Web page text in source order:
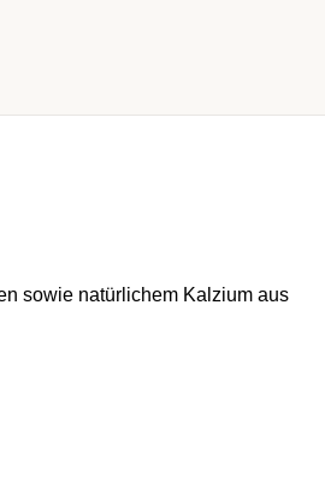
sowie natürlichem Kalzium aus